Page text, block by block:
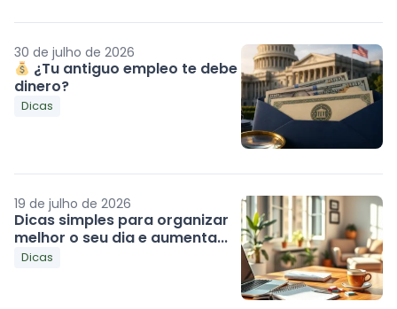
30 de julho de 2026
¿Tu antiguo empleo te debe
dinero?
Dicas
19 de julho de 2026
Dicas simples para organizar
melhor o seu dia e aumenta...
Dicas